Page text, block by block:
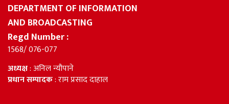
DEPARTMENT OF INFORMATION
AND BROADCASTING
Regd Number :
1568/ 076-077
अध्यक्ष: अनिल न्यौपाने
प्रधान सम्पादक: राम प्रसाद दाहाल